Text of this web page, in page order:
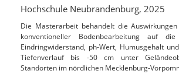
Hochschule Neubrandenburg, 2025
Die Masterarbeit behandelt die
konventioneller Bodenbearbeitung auf die
Eindringwiderstand, ph-Wert, Humusgehalt
Tiefenverlauf bis -50 cm unter
Standorten im nördlichen Mecklenburg-